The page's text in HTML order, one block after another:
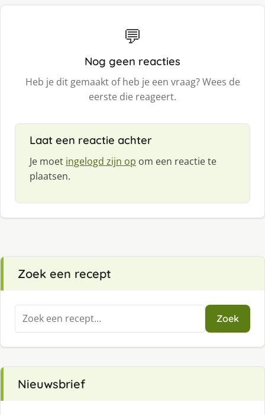
💬
Nog geen reacties
Heb je dit gemaakt of heb je een vraag? Wees de
eerste die reageert.
Laat een reactie achter
Je moet ingelogd zijn op om een reactie te
plaatsen.
Zoek een recept
Zoeken
naar:
Zoek
Nieuwsbrief